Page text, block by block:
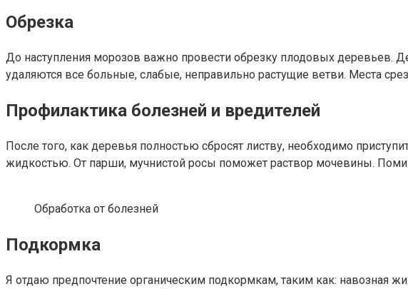
Обрезка
До наступления морозов важно провести обрезку плодовых деревьев.
удаляются все больные, слабые, неправильно растущие ветви. Места
Профилактика болезней и вредителей
После того, как деревья полностью сбросят листву, необходимо
жидкостью. От парши, мучнистой росы поможет раствор мочевины.
Обработка от болезней
Подкормка
Я отдаю предпочтение органическим подкормкам, таким как: навозная